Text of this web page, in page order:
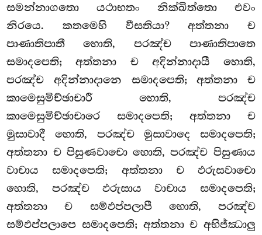
සමන්නාගතො යථාභතං නික්ඛිත්තො එවං
නිරයෙ. කතමෙහි වීසතියා? අත්තනා ච
පාණාතිපාතී හොති, පරඤ්ච පාණාතිපාතෙ
සමාදපෙති; අත්තනා ච අදින්නාදායී හොති,
පරඤ්ච අදින්නාදානෙ සමාදපෙති; අත්තනා ච
කාමෙසුමිච්ඡාචාරී හොති, පරඤ්ච
කාමෙසුමිච්ඡාචාරෙ සමාදපෙති; අත්තනා ච
මුසාවාදී හොති, පරඤ්ච මුසාවාදෙ සමාදපෙති;
අත්තනා ච පිසුණවාචො හොති, පරඤ්ච පිසුණාය
වාචාය සමාදපෙති; අත්තනා ච ඵරුසවාචො
හොති, පරඤ්ච ඵරුසාය වාචාය සමාදපෙති;
අත්තනා ච සම්ඵප්පලාපී හොති, පරඤ්ච
සම්ඵප්පලාපෙ සමාදපෙති; අත්තනා ච අභිජ්ඣාලු